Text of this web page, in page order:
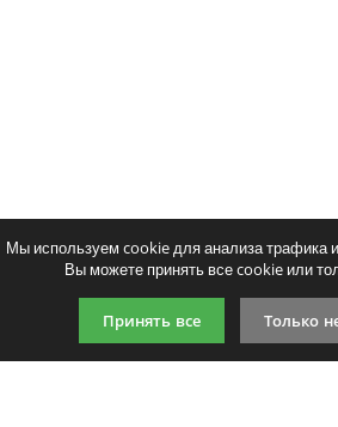
Мы используем cookie для анализа трафика
Вы можете принять все cookie или
Принять все Только